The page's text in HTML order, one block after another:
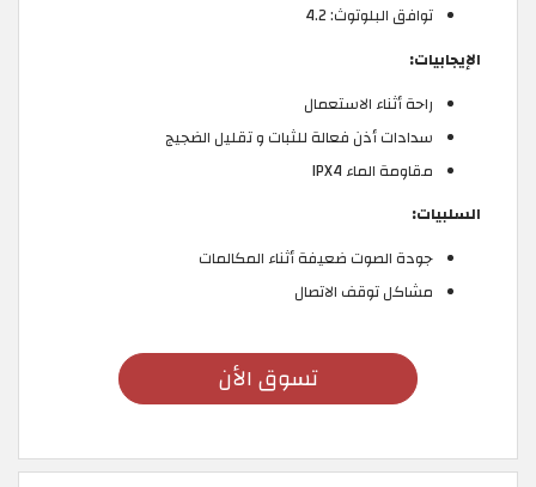
توافق البلوتوث: 4.2
الإيجابيات:
راحة أثناء الاستعمال
سدادات أذن فعالة للثبات و تقليل الضجيج
مقاومة الماء IPX4
السلبيات:
جودة الصوت ضعيفة أثناء المكالمات
مشاكل توقف الاتصال
تسوق الأن